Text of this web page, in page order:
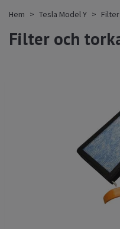
Hem Tesla Model Y
Filter och